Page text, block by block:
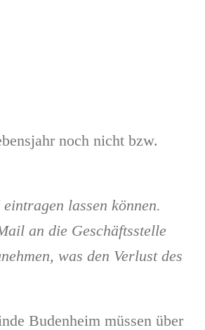
noch nicht bzw.
lassen können.
an die Geschäftsstelle
was den Verlust des
Budenheim müssen über